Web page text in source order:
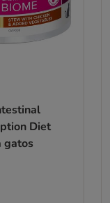
Diet
gatos